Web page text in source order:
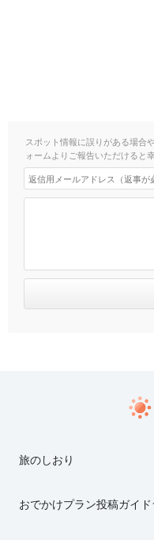
スポット情報に誤りがある場合
ォームよりご報告いただけると幸
旅のしおり
おでかけプラン投稿ガイ